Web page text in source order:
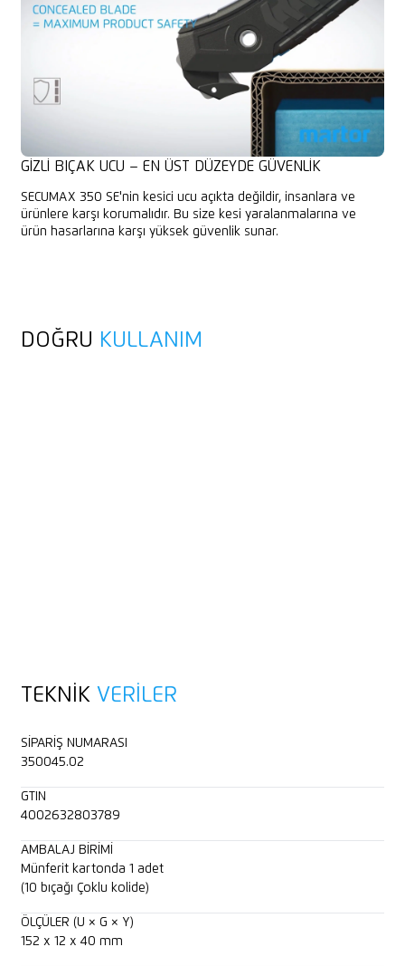
GIZLI BIÇAK UCU – EN ÜST DÜZEYDE GÜVENLIK
SECUMAX 350 SE'nin kesici ucu açıkta değildir, insanlara ve
ürünlere karşı korumalıdır. Bu size kesi yaralanmalarına ve
ürün hasarlarına karşı yüksek güvenlik sunar.
DOĞRU KULLANIM
TEKNIK VERILER
SIPARIŞ NUMARASI
350045.02
GTIN
4002632803789
AMBALAJ BIRIMI
Münferit kartonda 1 adet
(10 bıçağı Çoklu kolide)
ÖLÇÜLER (U × G × Y)
152 x 12 x 40 mm